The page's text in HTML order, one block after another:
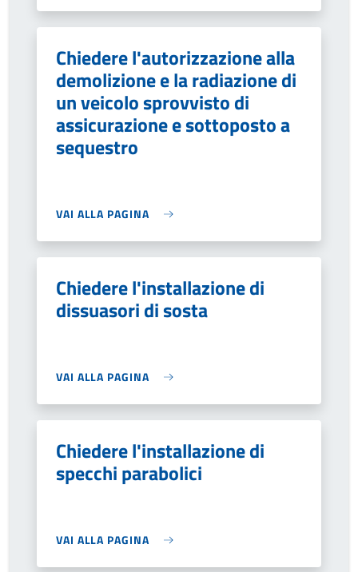
Chiedere l'autorizzazione alla
demolizione e la radiazione di
un veicolo sprovvisto di
assicurazione e sottoposto a
sequestro
VAI ALLA PAGINA
Chiedere l'installazione di
dissuasori di sosta
VAI ALLA PAGINA
Chiedere l'installazione di
specchi parabolici
VAI ALLA PAGINA